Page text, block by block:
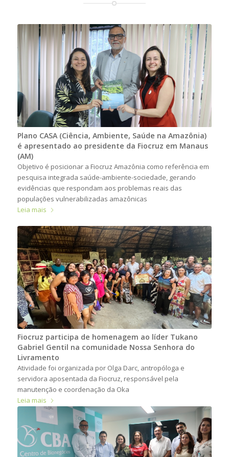
Plano CASA (Ciência, Ambiente, Saúde na Amazônia)
é apresentado ao presidente da Fiocruz em Manaus
(AM)
Objetivo é posicionar a Fiocruz Amazônia como referência em
pesquisa integrada saúde-ambiente-sociedade, gerando
evidências que respondam aos problemas reais das
populações vulnerabilizadas amazônicas
Leia mais
Fiocruz participa de homenagem ao líder Tukano
Gabriel Gentil na comunidade Nossa Senhora do
Livramento
Atividade foi organizada por Olga Darc, antropóloga e
servidora aposentada da Fiocruz, responsável pela
manutenção e coordenação da Oka
Leia mais